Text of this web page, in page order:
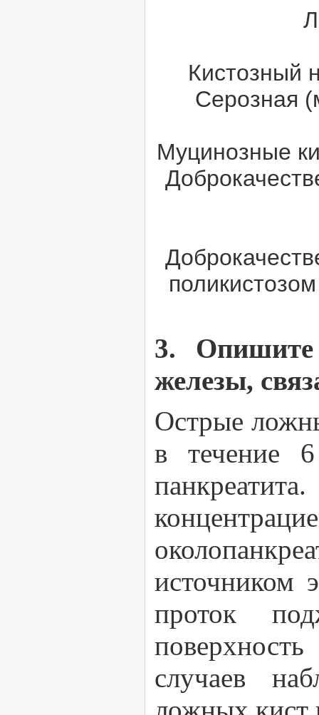
Кистозный
Серозная
Муцинозные
3. Опишите
железы,
Острые
в течение
источником
проток
случаев